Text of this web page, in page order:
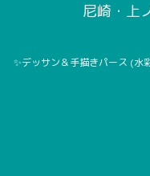
尼崎・上
✨デッサン＆手描きパース (水